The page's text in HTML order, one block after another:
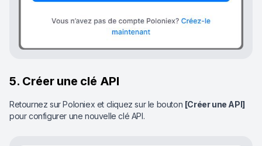
5. Créer une clé API
Retournez sur Poloniex et cliquez sur le bouton [Créer une API]
pour configurer une nouvelle clé API.